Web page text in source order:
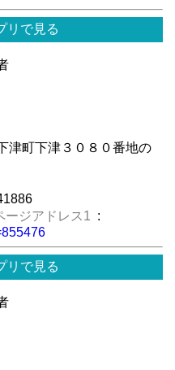
リで見る
津町下津３０８０番地の
ージアドレス1 :
リで見る